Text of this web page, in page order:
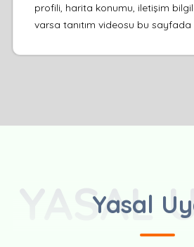
profili, harita konumu, iletişim
varsa tanıtım videosu bu sayfada
Yasal
YASAL